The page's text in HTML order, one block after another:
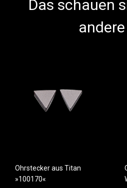
Das schauen
Ohrstecker aus Titan
»100170«